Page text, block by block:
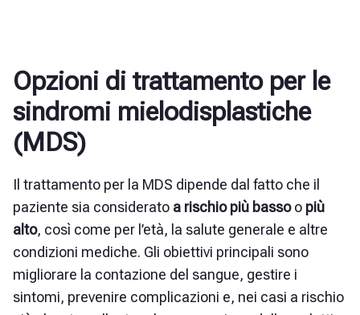
Opzioni di trattamento per le
sindromi mielodisplastiche
(MDS)
Il trattamento per la MDS dipende dal fatto che il
paziente sia considerato a rischio più bassoo più
alto, così come per l’età, la salute generale e altre
condizioni mediche. Gli obiettivi principali sono
migliorare la contazione del sangue, gestire i
sintomi, prevenire complicazioni e, nei casi a rischio